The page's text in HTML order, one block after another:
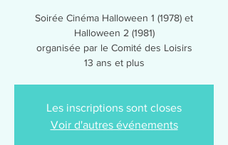
Soirée Cinéma Halloween 1 (1978) et
Halloween 2 (1981)
organisée par le Comité des Loisirs
13 ans et plus
Les inscriptions sont closes
Voir d'autres événements